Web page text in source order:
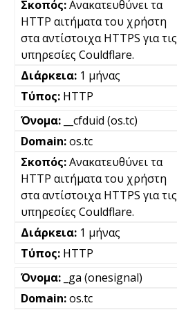
Ανακατευθύνει τα
HTTP αιτήματα του χρήστη
στα αντίστοιχα HTTPS για τις
υπηρεσίες Couldflare.
1 μήνας
HTTP
__cfduid (os.tc)
os.tc
Ανακατευθύνει τα
HTTP αιτήματα του χρήστη
στα αντίστοιχα HTTPS για τις
υπηρεσίες Couldflare.
1 μήνας
HTTP
_ga (onesignal)
os.tc